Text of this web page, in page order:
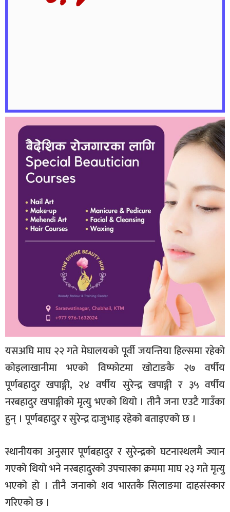
यसअघि माघ २२ गते मेघालयको पूर्वी जयन्तिया हिल्समा रहेको
कोइलाखानीमा भएको विष्फोटमा खोटाङकै २७ वर्षीय
पूर्णबहादुर खपाङ्गी, २४ वर्षीय सुरेन्द्र खपाङ्गी र ३५ वर्षीय
नरबहादुर खपाङ्गीको मृत्यु भएको थियो । तीनै जना एउटै गाउँका
हुन् । पूर्णबहादुर र सुरेन्द्र दाजुभाइ रहेको बताइएको छ ।
स्थानीयका अनुसार पूर्णबहादुर र सुरेन्द्रको घटनास्थलमै ज्यान
गएको थियो भने नरबहादुरको उपचारका क्रममा माघ २३ गते मृत्यु
भएको हो । तीनै जनाको शव भारतकै सिलाङमा दाहसंस्कार
गरिएको छ ।